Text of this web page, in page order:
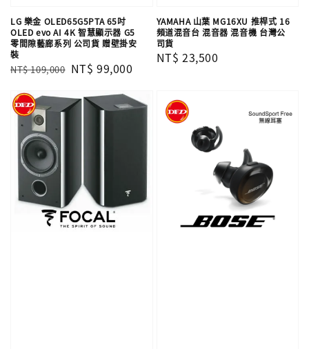
LG 樂金 OLED65G5PTA 65吋
OLED evo AI 4K 智慧顯示器 G5
零間隙藝廊系列 公司貨 贈壁掛安
裝
Regular
NT$ 109,000 Sale
NT$ 99,000
YAMAHA 山葉 MG16XU 推桿式 16
頻道混音台 混音器 混音機 台灣公
司貨
Regular
NT$ 23,500